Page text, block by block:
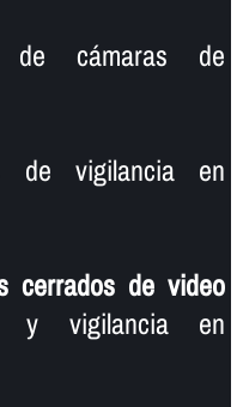
de cámaras de
de vigilancia en
cerrados de video
y vigilancia en